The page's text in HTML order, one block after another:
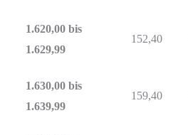
1.620,00 bis
1.629,99
152,40
1.630,00 bis
1.639,99
159,40